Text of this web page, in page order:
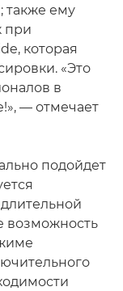
также ему
при
которая
«Это
в
— отмечает
подойдет
возможность